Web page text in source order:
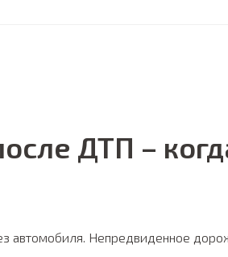
ДТП –
автомобиля. Непредвиденное